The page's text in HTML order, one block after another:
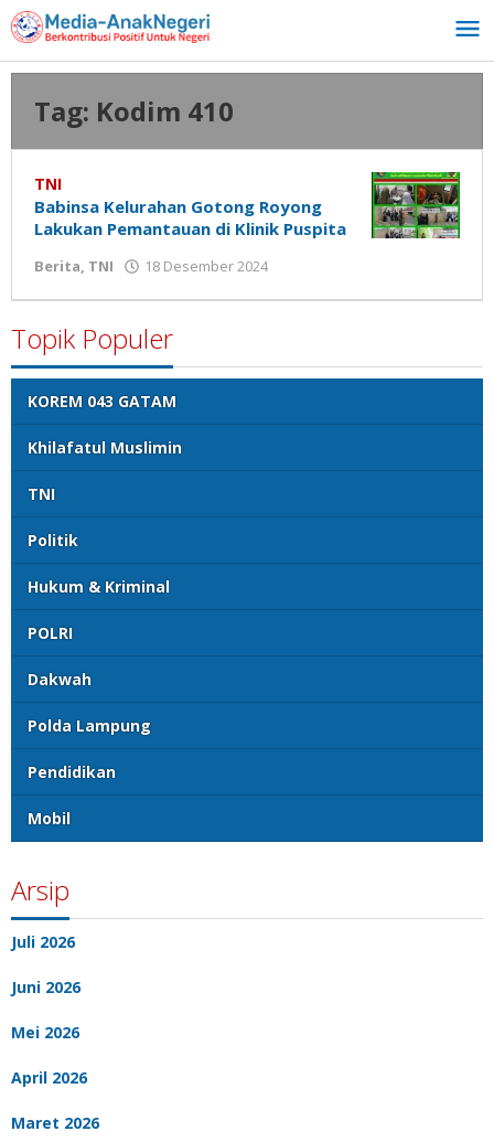
Lewati
ke
konten
Tag: Kodim 410
TNI
Babinsa Kelurahan Gotong Royong
Lakukan Pemantauan di Klinik Puspita
Berita, TNI 18 Desember 2024
Anak
Topik Populer
KOREM 043 GATAM
Khilafatul Muslimin
TNI
Politik
Hukum & Kriminal
POLRI
Dakwah
Polda Lampung
Pendidikan
Mobil
Arsip
Juli 2026
Juni 2026
Mei 2026
April 2026
Maret 2026